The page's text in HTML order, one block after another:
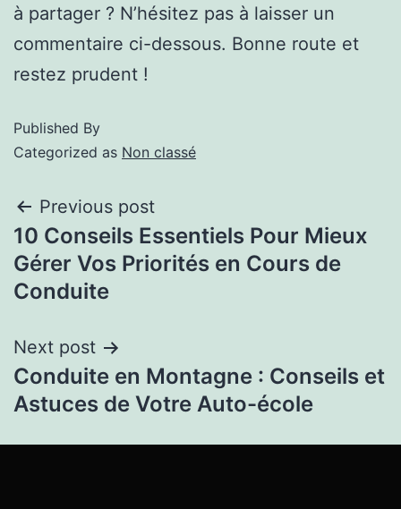
à partager ? N’hésitez pas à laisser un
commentaire ci-dessous. Bonne route et
restez prudent !
Published By
Categorized as Non classé
Previous post
10 Conseils Essentiels Pour Mieux
Gérer Vos Priorités en Cours de
Conduite
Next post
Conduite en Montagne : Conseils et
Astuces de Votre Auto-école